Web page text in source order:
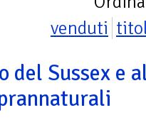
venduti
del Sussex e